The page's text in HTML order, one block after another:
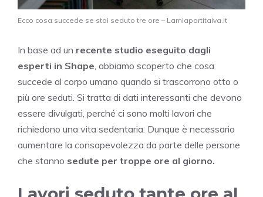
Ecco cosa succede se stai seduto tre ore – Lamiapartitaiva.it
In base ad un recente studio eseguito dagli
esperti in Shape, abbiamo scoperto che cosa
succede al corpo umano quando si trascorrono otto o
più ore seduti. Si tratta di dati interessanti che devono
essere divulgati, perché ci sono molti lavori che
richiedono una vita sedentaria. Dunque è necessario
aumentare la consapevolezza da parte delle persone
che stanno sedute per troppe ore al giorno.